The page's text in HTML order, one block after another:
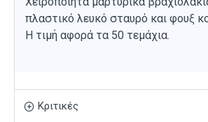
πλαστικό λευκό σταυρό και φουξ
Η τιμή αφορά τα 50 τεμάχια.
Κριτικές